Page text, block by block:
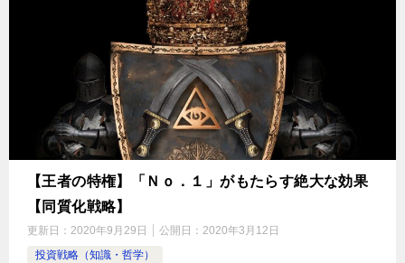
【王者の特権】「Ｎｏ．１」がもたらす絶大な効果
【同質化戦略】
更新日： 2020年9月29日 公開日： 2020年3月12日
投資戦略（知識・哲学）